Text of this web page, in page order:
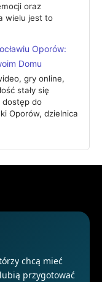
oraz
wielu jest to
Oporów:
Domu
gry online,
stały się
dostęp do
Oporów, dzielnica
chcą mieć
przygotować